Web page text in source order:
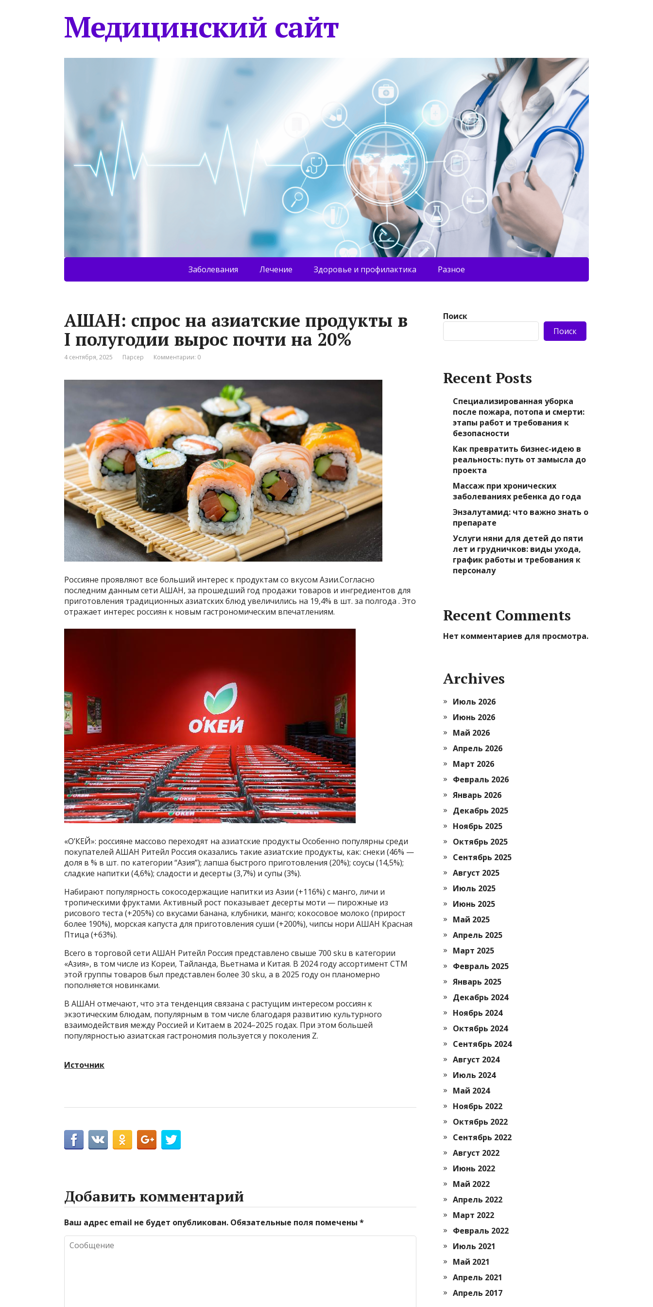
Медицинский сайт
Заболевания Лечение Здоровье и профилактика Разное
АШАН: спрос на азиатские продукты в
I полугодии вырос почти на 20%
4 сентября, 2025 Парсер Комментарии: 0
Россияне проявляют все больший интерес к продуктам со вкусом Азии.Согласно
последним данным сети АШАН, за прошедший год продажи товаров и ингредиентов для
приготовления традиционных азиатских блюд увеличились на 19,4% в шт. за полгода . Это
отражает интерес россиян к новым гастрономическим впечатлениям.
«О’КЕЙ»: россияне массово переходят на азиатские продукты Особенно популярны среди
покупателей АШАН Ритейл Россия оказались такие азиатские продукты, как: снеки (46% —
доля в % в шт. по категории “Азия”); лапша быстрого приготовления (20%); соусы (14,5%);
сладкие напитки (4,6%); сладости и десерты (3,7%) и супы (3%).
Набирают популярность сокосодержащие напитки из Азии (+116%) с манго, личи и
тропическими фруктами. Активный рост показывает десерты моти — пирожные из
рисового теста (+205%) со вкусами банана, клубники, манго; кокосовое молоко (прирост
более 190%), морская капуста для приготовления суши (+200%), чипсы нори АШАН Красная
Птица (+63%).
Всего в торговой сети АШАН Ритейл Россия представлено свыше 700 sku в категории
«Азия», в том числе из Кореи, Тайланда, Вьетнама и Китая. В 2024 году ассортимент СТМ
этой группы товаров был представлен более 30 sku, а в 2025 году он планомерно
пополняется новинками.
В АШАН отмечают, что эта тенденция связана с растущим интересом россиян к
экзотическим блюдам, популярным в том числе благодаря развитию культурного
взаимодействия между Россией и Китаем в 2024–2025 годах. При этом большей
популярностью азиатская гастрономия пользуется у поколения Z.
Источник
Добавить комментарий
Ваш адрес email не будет опубликован. Обязательные поля помечены *
Поиск
Поиск
Recent Posts
Специализированная уборка
после пожара, потопа и смерти:
этапы работ и требования к
безопасности
Как превратить бизнес-идею в
реальность: путь от замысла до
проекта
Массаж при хронических
заболеваниях ребенка до года
Энзалутамид: что важно знать о
препарате
Услуги няни для детей до пяти
лет и грудничков: виды ухода,
график работы и требования к
персоналу
Recent Comments
Нет комментариев для просмотра.
Archives
Июль 2026
Июнь 2026
Май 2026
Апрель 2026
Март 2026
Февраль 2026
Январь 2026
Декабрь 2025
Ноябрь 2025
Октябрь 2025
Сентябрь 2025
Август 2025
Июль 2025
Июнь 2025
Май 2025
Апрель 2025
Март 2025
Февраль 2025
Январь 2025
Декабрь 2024
Ноябрь 2024
Октябрь 2024
Сентябрь 2024
Август 2024
Июль 2024
Май 2024
Ноябрь 2022
Октябрь 2022
Сентябрь 2022
Август 2022
Июнь 2022
Май 2022
Апрель 2022
Март 2022
Февраль 2022
Июль 2021
Май 2021
Апрель 2021
Апрель 2017